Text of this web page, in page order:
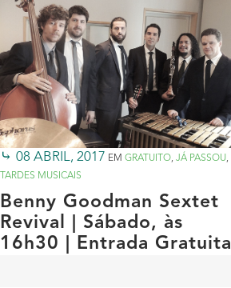
08 ABRIL, 2017 EM GRATUITO, JÁ PASSOU,
TARDES MUSICAIS
Benny Goodman Sextet
Revival | Sábado, às
16h30 | Entrada Gratuita